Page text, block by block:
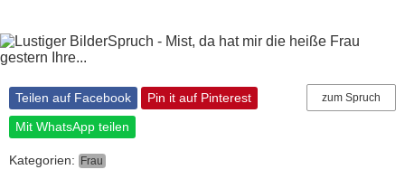
zum Spruch
Teilen auf Facebook
Pin it auf Pinterest
Mit WhatsApp teilen
Kategorien: Frau